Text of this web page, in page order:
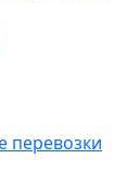
перевозки